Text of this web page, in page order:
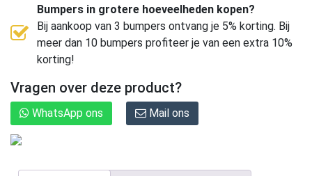
Bumpers in grotere hoeveelheden kopen?
Bij aankoop van 3 bumpers ontvang je 5% korting. Bij
meer dan 10 bumpers profiteer je van een extra 10%
korting!
Vragen over deze product?
WhatsApp ons Mail ons